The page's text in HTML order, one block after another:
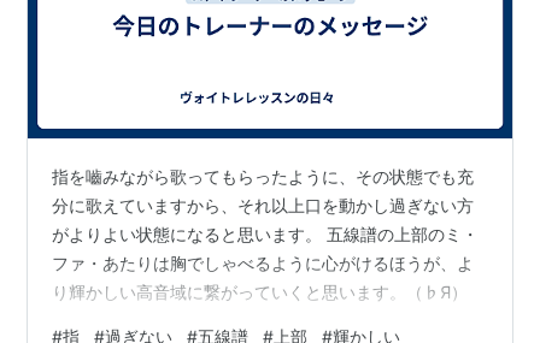
指を嚙みながら歌ってもらったように、その状態でも充
分に歌えていますから、それ以上口を動かし過ぎない方
がよりよい状態になると思います。 五線譜の上部のミ・
ファ・あたりは胸でしゃべるように心がけるほうが、よ
り輝かしい高音域に繋がっていくと思います。（♭Я）
#指 #過ぎない #五線譜 # 上部 #輝かしい